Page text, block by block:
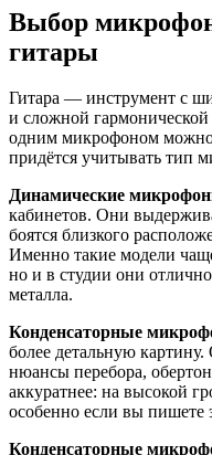
Выбор
гитары
Гитара — инструмент с
и сложной гармонической
одним микрофоном
придётся учитывать тип
Динамические
кабинетов. Они
боятся близкого
Именно такие модели
но и в студии они
металла.
Конденсаторные
более детальную
нюансы перебора,
аккуратнее: на высокой
особенно если вы пишете
Конденсаторные